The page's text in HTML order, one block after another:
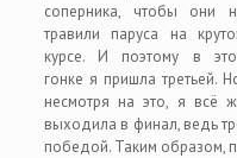
соперника, чтобы они
травили паруса на
курсе. И поэтому в
гонке я пришла третьей.
несмотря на это, я всё
выходила в финал, ведь
победой. Таким образом,